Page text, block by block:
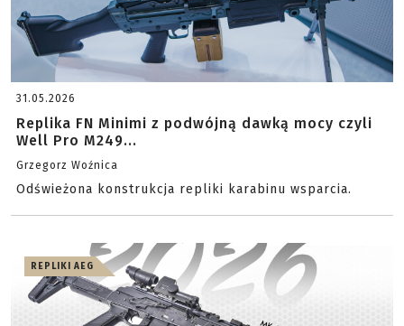
31.05.2026
Replika FN Minimi z podwójną dawką mocy czyli
Well Pro M249...
Grzegorz Woźnica
Odświeżona konstrukcja repliki karabinu wsparcia.
REPLIKI AEG